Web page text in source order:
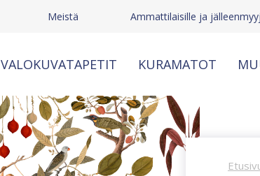
Meistä Ammattilaisille ja
VALOKUVATAPETIT KURAMATOT